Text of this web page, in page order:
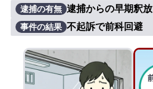
刑事事件でお困りの方
刑事事件の無料相談
逮捕の有無 逮捕からの早期釈放
事件の結果 不起訴で前科回避